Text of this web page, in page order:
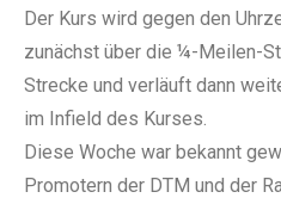
Der Kurs wird gegen den
zunächst über die ¼-Meilen-
Strecke und verläuft dann
im Infield des Kurses.
Diese Woche war bekannt
Promotern der DTM und der